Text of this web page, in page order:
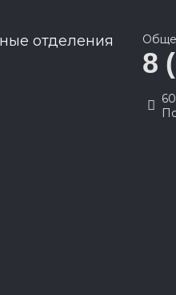
отделения
8